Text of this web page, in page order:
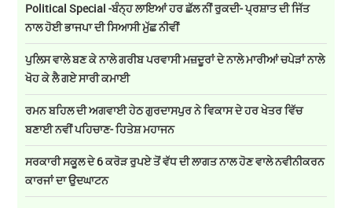
Political Special -ਬੰਨ੍ਹ ਲਾਇਆਂ ਹਰ ਛੱਲ ਨੀਂ ਰੁਕਦੀ- ਪ੍ਰਸ਼ਾਤ ਦੀ ਜਿੱਤ
ਨਾਲ ਹੋਈ ਭਾਜਪਾ ਦੀ ਸਿਆਸੀ ਮੁੱਛ ਨੀਵੀਂ
ਪੁਲਿਸ ਵਾਲੇ ਬਣ ਕੇ ਨਾਲੇ ਗਰੀਬ ਪਰਵਾਸੀ ਮਜ਼ਦੂਰਾਂ ਦੇ ਨਾਲੇ ਮਾਰੀਆਂ ਚਪੇੜਾਂ ਨਾਲੇ
ਖੋਹ ਕੇ ਲੈ ਗਏ ਸਾਰੀ ਕਮਾਈ
ਰਮਨ ਬਹਿਲ ਦੀ ਅਗਵਾਈ ਹੇਠ ਗੁਰਦਾਸਪੁਰ ਨੇ ਵਿਕਾਸ ਦੇ ਹਰ ਖੇਤਰ ਵਿੱਚ
ਬਣਾਈ ਨਵੀਂ ਪਹਿਚਾਣ- ਹਿਤੇਸ਼ ਮਹਾਜਨ
ਸਰਕਾਰੀ ਸਕੂਲ ਦੇ 6 ਕਰੋੜ ਰੁਪਏ ਤੋਂ ਵੱਧ ਦੀ ਲਾਗਤ ਨਾਲ ਹੋਣ ਵਾਲੇ ਨਵੀਨੀਕਰਨ
ਕਾਰਜਾਂ ਦਾ ਉਦਘਾਟਨ